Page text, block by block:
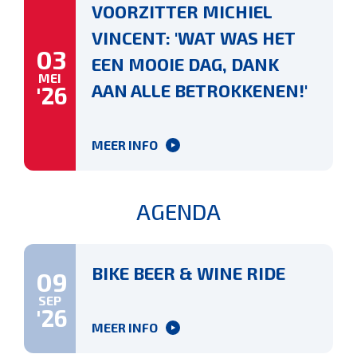
03
MEI
'26
VOORZITTER MICHIEL
VINCENT: 'WAT WAS HET
EEN MOOIE DAG, DANK
AAN ALLE BETROKKENEN!'
MEER INFO
AGENDA
09
SEP
'26
BIKE BEER & WINE RIDE
MEER INFO